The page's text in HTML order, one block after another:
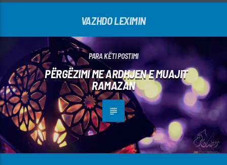
VAZHDO LEXIMIN
PARA KËTI POSTIMI
PËRGËZIMI ME ARDHJEN E MUAJIT
RAMAZAN